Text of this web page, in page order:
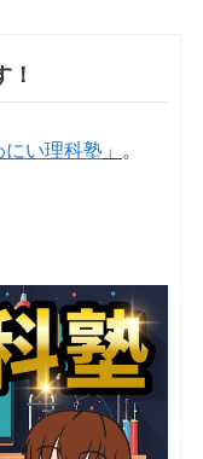
！
にい理科塾」 。